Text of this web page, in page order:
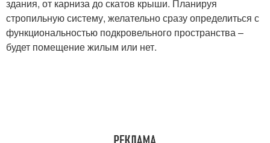
здания, от карниза до скатов крыши. Планируя
стропильную систему, желательно сразу определиться с
функциональностью подкровельного пространства –
будет помещение жилым или нет.